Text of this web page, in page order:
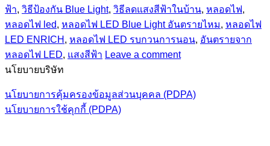
ฟ้า, วิธีป้องกัน Blue Light, วิธีลดแสงสีฟ้าในบ้าน, หลอดไฟ,
หลอดไฟ led, หลอดไฟ LED Blue Light อันตรายไหม, หลอดไฟ
LED ENRICH , หลอดไฟ LED รบกวนการนอน, อันตรายจาก
หลอดไฟ LED, แสงสีฟ้า Leave a comment
นโยบายบริษัท
นโยบายการคุ้มครองข้อมูลส่วนบุคคล (PDPA)
นโยบายการใช้คุกกี้ (PDPA)